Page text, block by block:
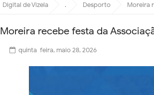
Digital de Vizela . Desporto Moreira
Moreira recebe festa da
quinta-feira, maio 28, 2026